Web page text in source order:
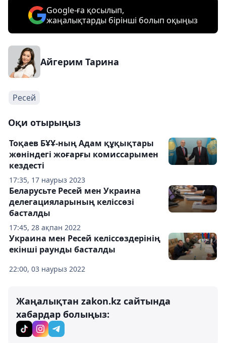
Google-ға қосылып,
жаңалықтарды бірінші болып оқыңыз
Айгерим Тарина
Ресей
Оқи отырыңыз
17:35, 17 наурыз 2023
Тоқаев БҰҰ-ның Адам құқықтары
жөніндегі жоғарғы комиссарымен
кездесті
17:45, 28 ақпан 2022
Беларусьте Ресей мен Украина
делегацияларының келіссөзі
басталды
22:00, 03 наурыз 2022
Украина мен Ресей келіссөздерінің
екінші раунды басталды
Жаңалықтан zakon.kz сайтында
хабардар болыңыз: